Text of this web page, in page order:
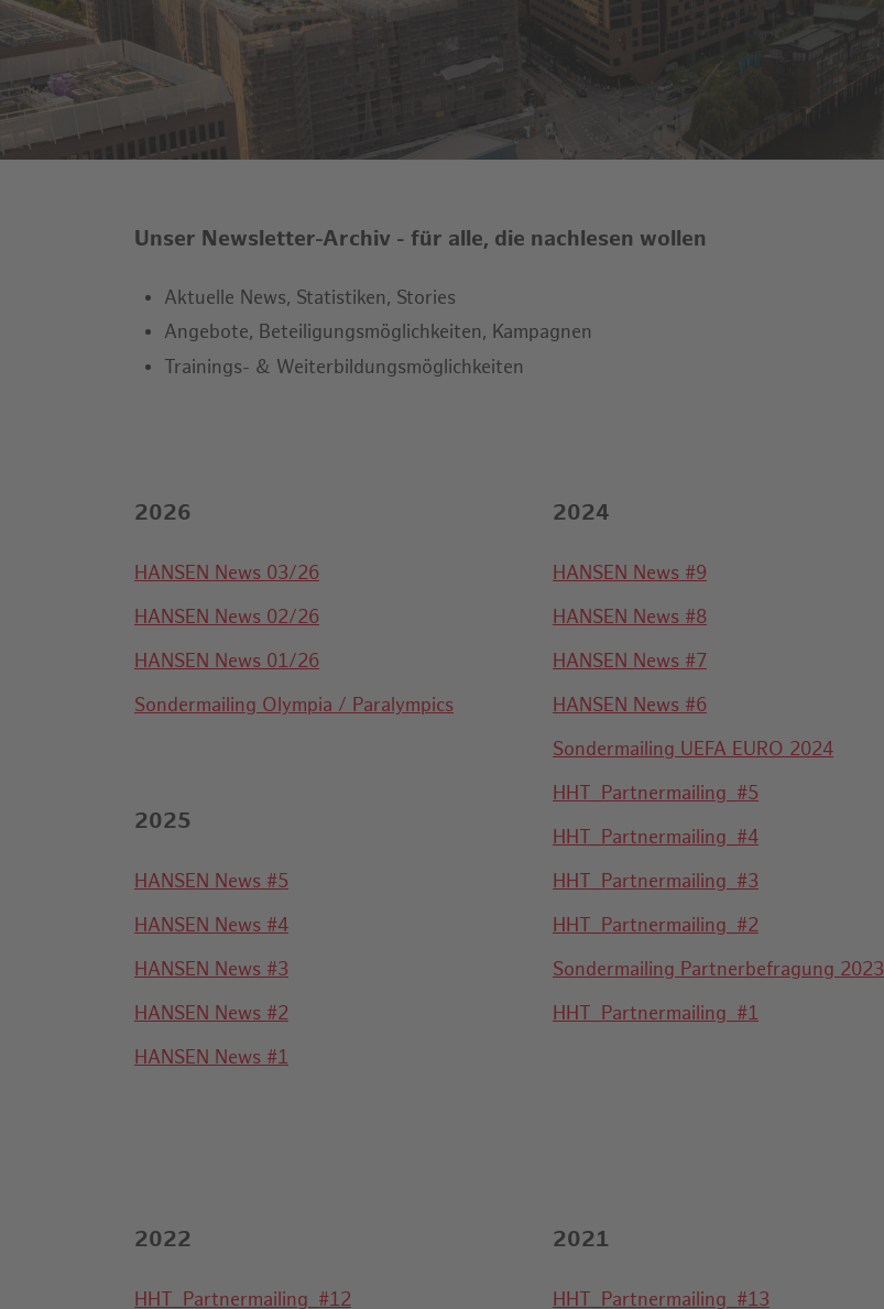
Unser Newsletter-Archiv - für alle, die nachlesen wollen
Aktuelle News, Statistiken, Stories
Angebote, Beteiligungsmöglichkeiten, Kampagnen
Trainings- & Weiterbildungsmöglichkeiten
2026
HANSEN News 03/26
HANSEN News 02/26
HANSEN News 01/26
Sondermailing Olympia / Paralympics
2025
HANSEN News #5
HANSEN News #4
HANSEN News #3
HANSEN News #2
HANSEN News #1
2024
HANSEN News #9
HANSEN News #8
HANSEN News #7
HANSEN News #6
Sondermailing UEFA EURO 2024
HHT_Partnermailing_#5
HHT_Partnermailing_#4
HHT_Partnermailing_#3
HHT_Partnermailing_#2
Sondermailing Partnerbefragung 2023
HHT_Partnermailing_#1
2022
HHT_Partnermailing_#12
2021
HHT_Partnermailing_#13